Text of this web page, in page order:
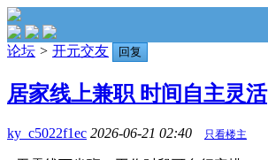
论坛 > 开元交友 回复
居家线上兼职 时间自主灵活
ky_c5022f1ec 2026-06-21 02:40 只看楼主